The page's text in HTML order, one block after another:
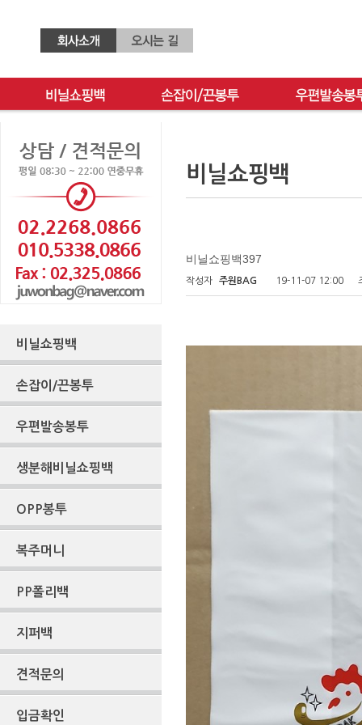
비닐쇼핑백
손잡이/끈봉투
우편발송봉투
생분해비닐쇼핑백
OPP봉투
복주머니
PP폴리백
지퍼백
견적문의
입금확인
비닐쇼핑백
비닐쇼핑백397
작성자 주원BAG 19-11-07 12:00